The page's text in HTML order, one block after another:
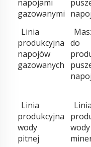
napojami
gazowanymi
Linia
produkcyjna
napojów
gazowanych
do
Linia
produkcyjna
wody
pitnej
Linia
wody